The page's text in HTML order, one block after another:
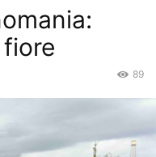
89